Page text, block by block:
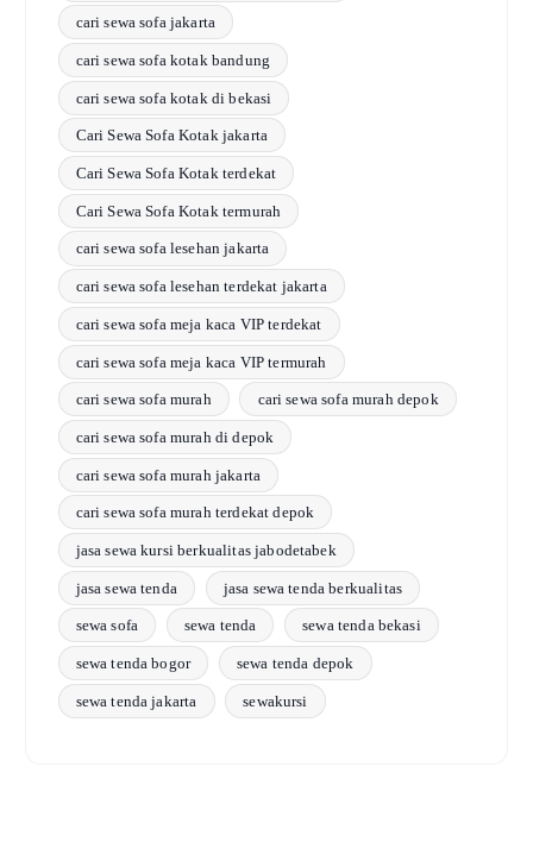
cari sewa sofa jakarta
cari sewa sofa kotak bandung
cari sewa sofa kotak di bekasi
Cari Sewa Sofa Kotak jakarta
Cari Sewa Sofa Kotak terdekat
Cari Sewa Sofa Kotak termurah
cari sewa sofa lesehan jakarta
cari sewa sofa lesehan terdekat jakarta
cari sewa sofa meja kaca VIP terdekat
cari sewa sofa meja kaca VIP termurah
cari sewa sofa murah cari sewa sofa murah depok
cari sewa sofa murah di depok
cari sewa sofa murah jakarta
cari sewa sofa murah terdekat depok
jasa sewa kursi berkualitas jabodetabek
jasa sewa tenda jasa sewa tenda berkualitas
sewa sofa sewa tenda sewa tenda bekasi
sewa tenda bogor sewa tenda depok
sewa tenda jakarta sewakursi